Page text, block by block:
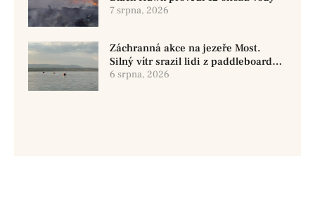
7 srpna, 2026
Záchranná akce na jezeře Most.
Silný vítr srazil lidi z paddleboardů,
dvě osoby se pohřešují
6 srpna, 2026